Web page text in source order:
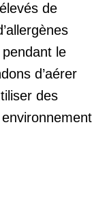
de
le
d’aérer
des